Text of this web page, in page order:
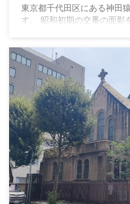
東京都千代田区にある神田
す。 昭和初期の交番の面影